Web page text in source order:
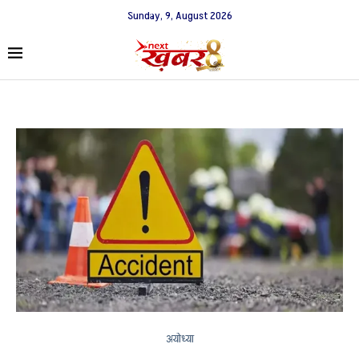
Sunday, 9, August 2026
अयोध्या